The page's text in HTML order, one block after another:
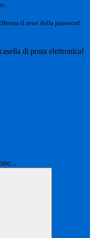
il reset della password
di posta elettronica!